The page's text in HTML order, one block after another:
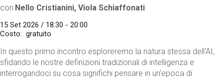
con Nello Cristianini, Viola Schiaffonati
15 Set 2026 / 18:30 - 20:00
Costo
gratuito
In questo primo incontro esploreremo la natura stessa dell'AI,
sfidando le nostre definizioni tradizionali di intelligenza e
interrogandoci su cosa significhi pensare in un'epoca di